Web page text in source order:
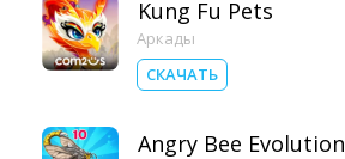
Kung Fu Pets
Аркады
СКАЧАТЬ
Angry Bee Evolution